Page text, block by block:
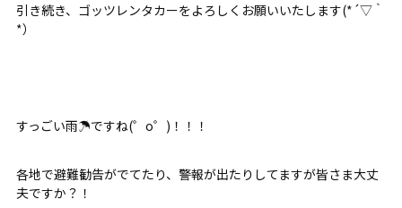
引き続き、ゴッツレンタカーをよろしくお願いいたします(*´▽｀
*）
すっごい雨☂ですね(゜o゜)！！！
各地で避難勧告がでてたり、警報が出たりしてますが皆さま大丈
夫ですか？！